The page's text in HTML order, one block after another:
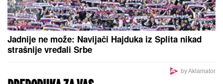
"Žene očigledno moraju da znaju..." Angellina